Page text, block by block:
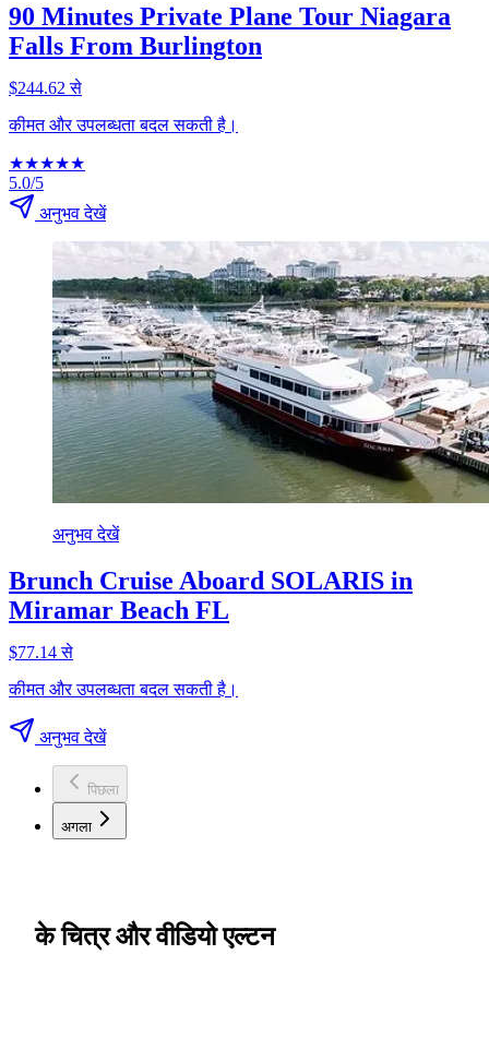
90 Minutes Private Plane Tour Niagara
Falls From Burlington
$244.62 से
कीमत और उपलब्धता बदल सकती है।
★★★★★
5.0/5
अनुभव देखें
अनुभव देखें
Brunch Cruise Aboard SOLARIS in
Miramar Beach FL
$77.14 से
कीमत और उपलब्धता बदल सकती है।
अनुभव देखें
पिछला
अगला
के चित्र और वीडियो एल्टन